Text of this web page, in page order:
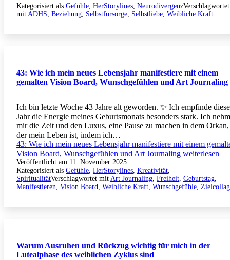
Kategorisiert als Gefühle HerStorylines NeurodivergenzVerschlagwortet
mit ADHS Beziehung Selbstfürsorge Selbstliebe Weibliche Kraft
43: Wie ich mein neues Lebensjahr manifestiere mit einem
gemalten Vision Board, Wunschgefühlen und Art Journaling
Ich bin letzte Woche 43 Jahre alt geworden. ✨ Ich empfinde
Jahr die Energie meines Geburtsmonats besonders stark. Ich
mir die Zeit und den Luxus, eine Pause zu machen in dem Orkan,
der mein Leben ist, indem ich…
43: Wie ich mein neues Lebensjahr manifestiere mit einem
Vision Board, Wunschgefühlen und Art Journaling weiterlesen
Veröffentlicht am 11. November 2025
Kategorisiert als Gefühle, HerStorylines, Kreativität,
SpiritualitätVerschlagwortet mit Art Journaling, Freiheit, Geburtstag,
Manifestieren, Vision Board, Weibliche Kraft, Wunschgefühle,
Warum Ausruhen und Rückzug wichtig für mich in der
Lutealphase des weiblichen Zyklus sind